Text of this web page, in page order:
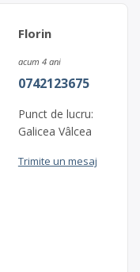
Florin
acum 4 ani
0742123675
Punct de lucru:
Galicea Vâlcea
Trimite un mesaj